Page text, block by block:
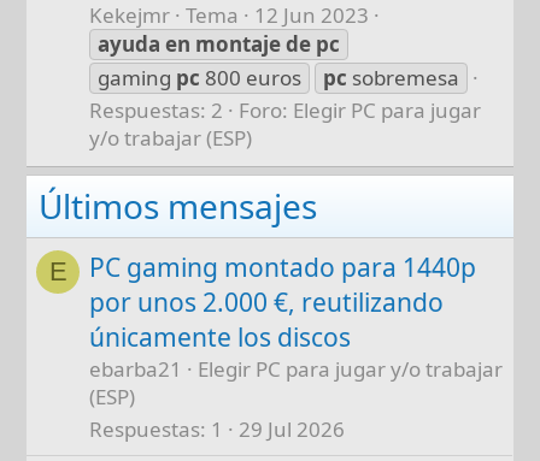
Kekejmr Tema
12 Jun 2023
ayuda en montajede pc
gaming pc 800 euros pc sobremesa
Respuestas: 2
Foro: Elegir PC para jugar
y/o trabajar (ESP)
Últimos mensajes
E
PC gaming montado para 1440p
por unos 2.000 €, reutilizando
únicamente los discos
ebarba21
Elegir PC para jugar y/o trabajar
(ESP)
Respuestas 1 29 Jul 2026